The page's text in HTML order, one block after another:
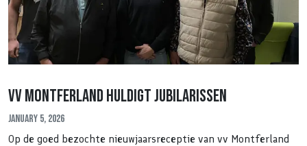
Vv Montferland huldigt jubilarissen
January 5, 2026
Op de goed bezochte nieuwjaarsreceptie van vv Montferland